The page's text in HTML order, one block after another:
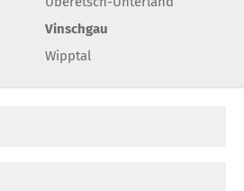
Vinschgau
Wipptal